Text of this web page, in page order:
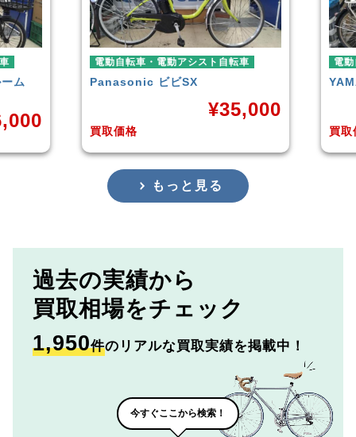
電動自転車・電動アシスト自転車
PanasonicビビSX
買取価格
35,000
電動自転車・電
PAS
もっと見る
過去の実績から
買取相場をチェック
1,950件のリアルな買取実績を掲載中！
今すぐここから検索！